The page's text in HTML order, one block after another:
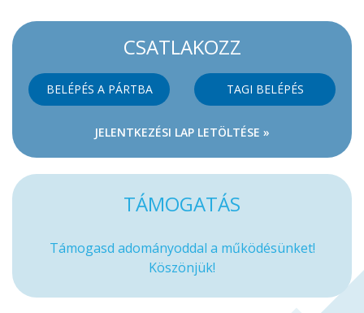
CSATLAKOZZ
BELÉPÉS A PÁRTBA TAGI BELÉPÉS
JELENTKEZÉSI LAP LETÖLTÉSE »
TÁMOGATÁS
Támogasd adományoddal a működésünket!
Köszönjük!